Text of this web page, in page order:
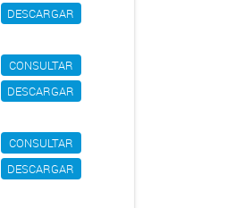
DESCARGAR
CONSULTAR
DESCARGAR
CONSULTAR
DESCARGAR